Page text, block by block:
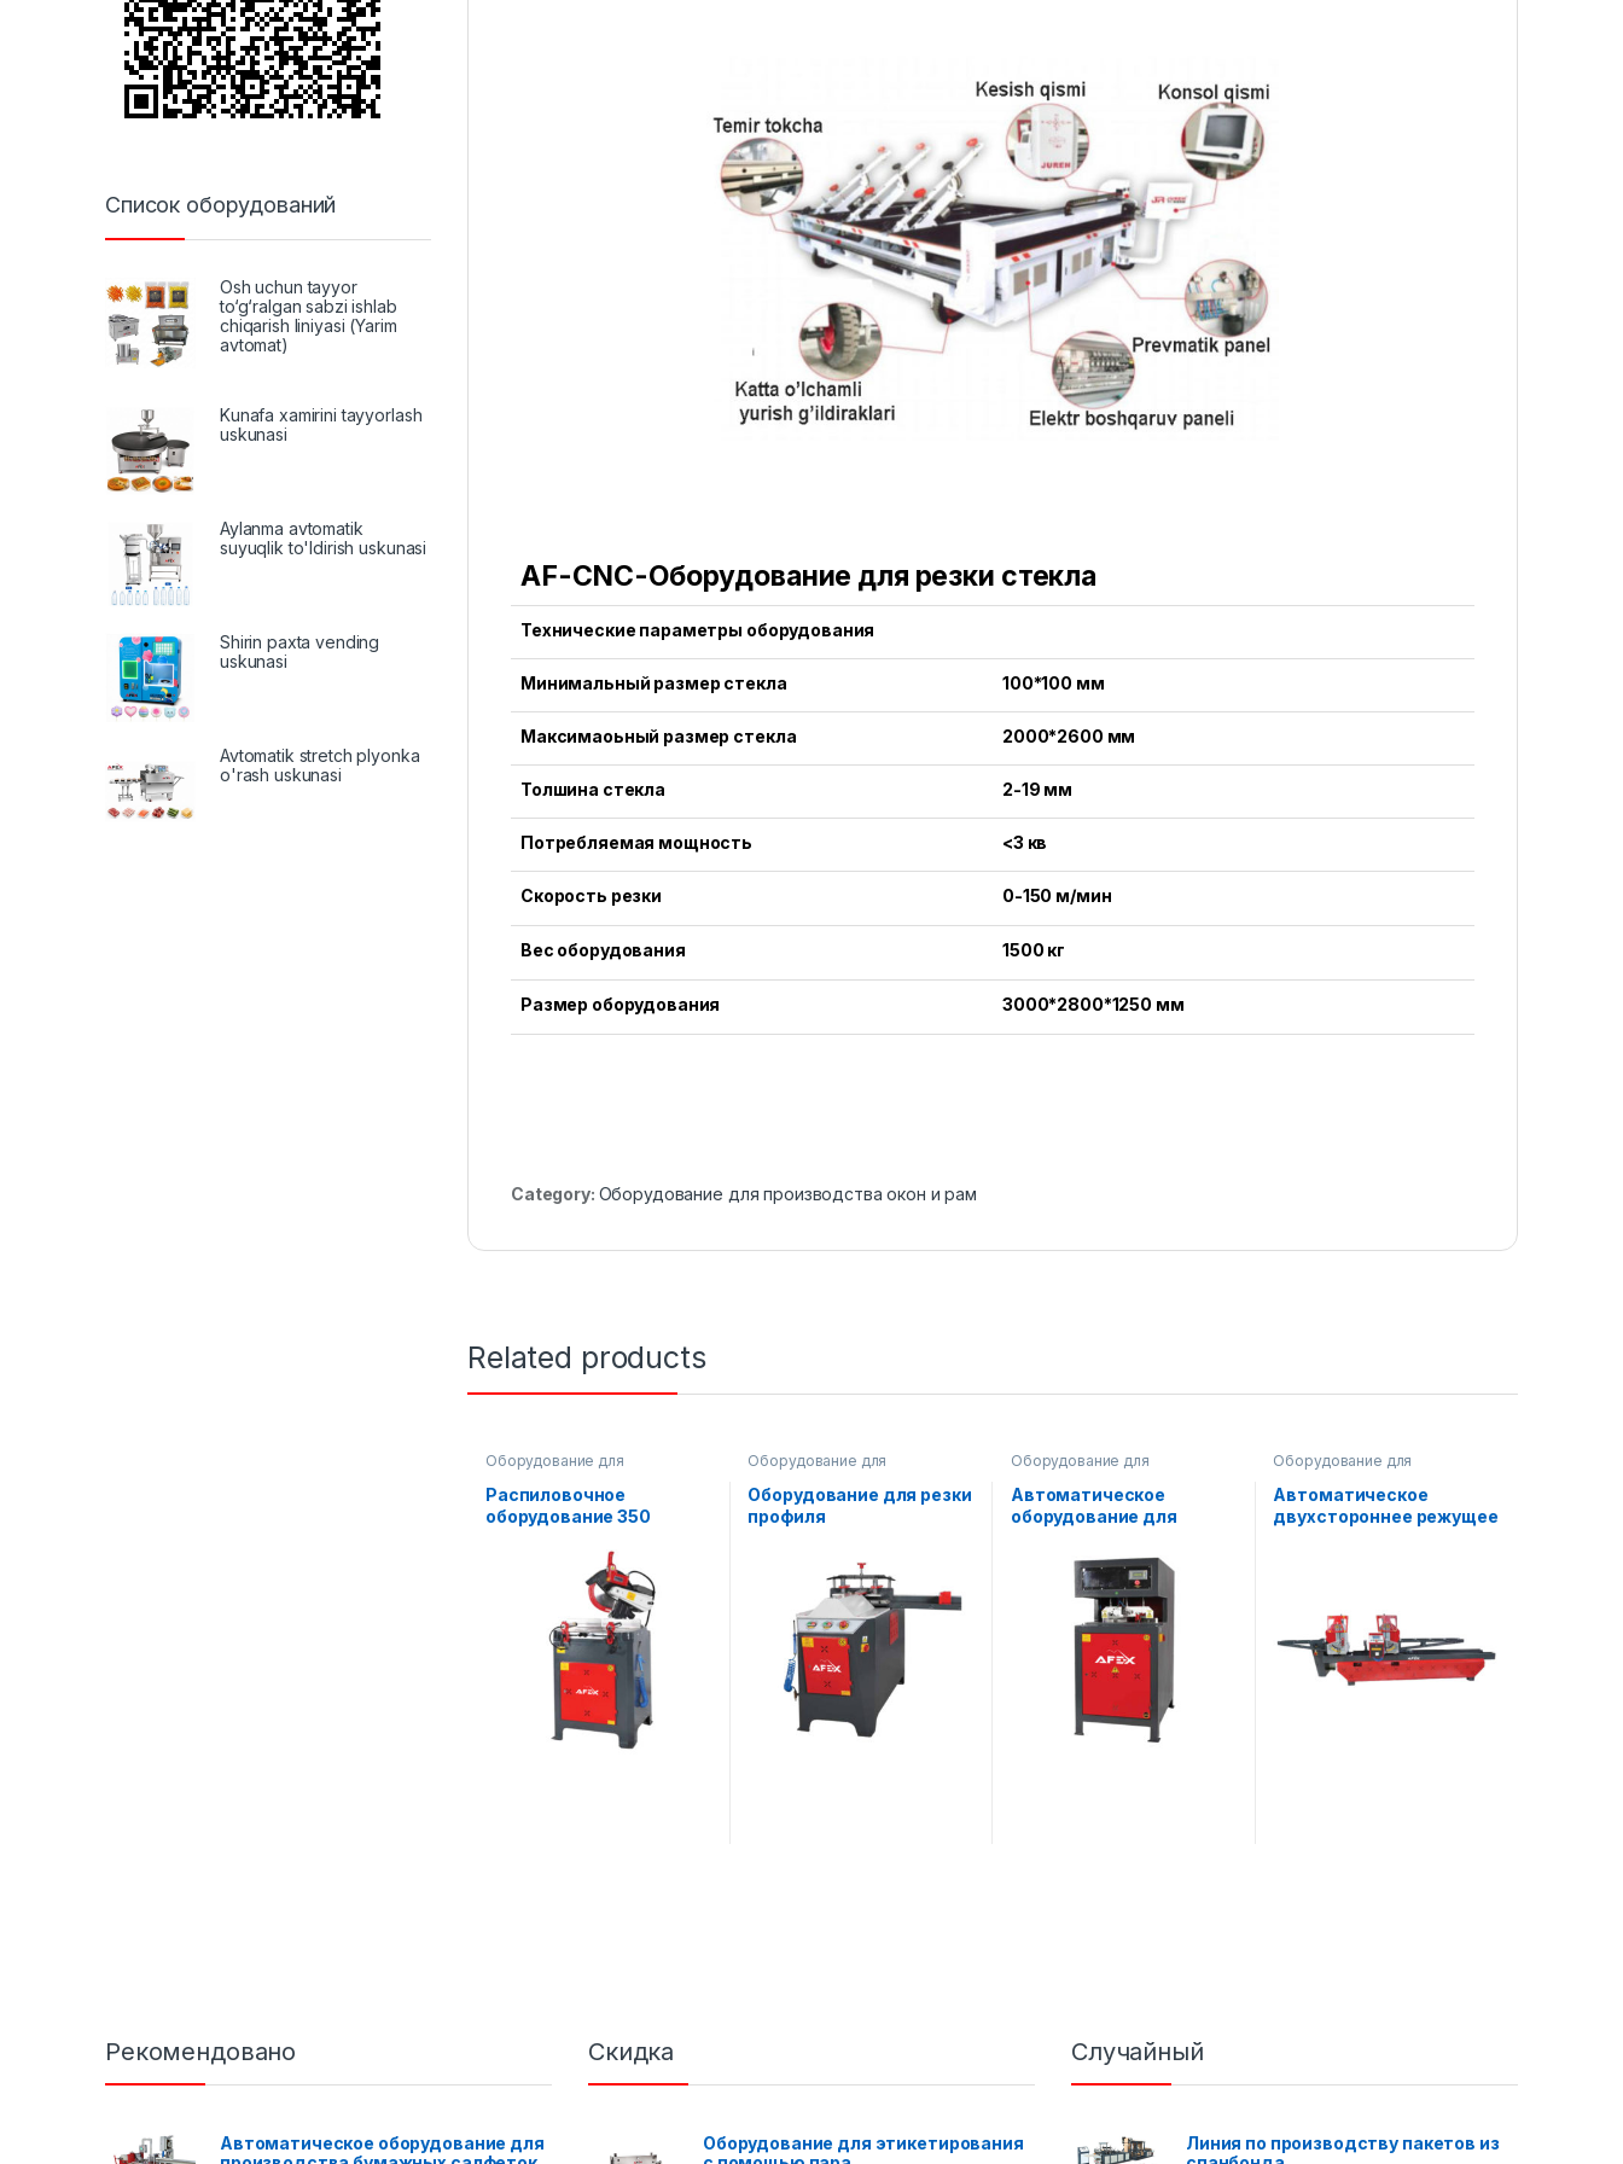
AF-CNC-Оборудование для резки стекла
Технические параметры оборудования
Минимальный размер стекла 100*100 мм
Максимаоьный размер стекла 2000*2600 мм
Толшина стекла 2-19 мм
Потребляемая мощность <3 кв
Скорость резки 0-150 м/мин
Вес оборудования 1500 кг
Размер оборудования 3000*2800*1250 мм
Category: Оборудование для производства окон и рам
Related products
Оборудование для
производства окон и рам
Распиловочное
оборудование 350
Оборудование для
производства окон и рам
Оборудование для резки
профиля
Оборудование для
производства окон и рам
Автоматическое
оборудование для
Оборудование для
производства окон и рам
Автоматическое
двухстороннее режущее
Список оборудований
Osh uchun tayyor
to‘g‘ralgan sabzi ishlab
chiqarish liniyasi (Yarim
avtomat)
Kunafa xamirini tayyorlash
uskunasi
Aylanma avtomatik
suyuqlik to'ldirish uskunasi
Shirin paxta vending
uskunasi
Avtomatik stretch plyonka
o'rash uskunasi
Рекомендовано
Автоматическое оборудование для
Скидка
Оборудование для этикетирования
Случайный
Линия по производству пакетов из